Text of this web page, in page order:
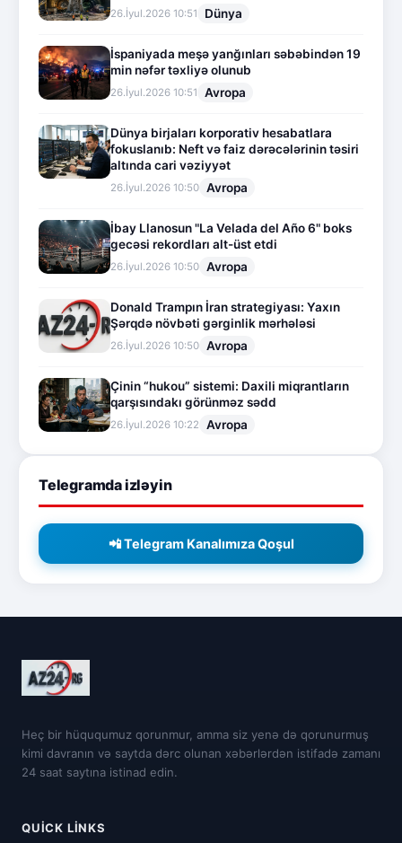
26.İyul.2026 10:51 Dünya
İspaniyada meşə yanğınları səbəbindən 19
min nəfər təxliyə olunub
26.İyul.2026 10:51 Avropa
Dünya birjaları korporativ hesabatlara
fokuslanıb: Neft və faiz dərəcələrinin təsiri
altında cari vəziyyət
26.İyul.2026 10:50 Avropa
İbay Llanosun "La Velada del Año 6" boks
gecəsi rekordları alt-üst etdi
26.İyul.2026 10:50 Avropa
Donald Trampın İran strategiyası: Yaxın
Şərqdə növbəti gərginlik mərhələsi
26.İyul.2026 10:50 Avropa
Çinin “hukou” sistemi: Daxili miqrantların
qarşısındakı görünməz sədd
26.İyul.2026 10:22 Avropa
Telegramda izləyin
📲 Telegram Kanalımıza Qoşul
Heç bir hüququmuz qorunmur, amma siz yenə də qorunurmuş
kimi davranın və saytda dərc olunan xəbərlərdən istifadə zamanı
24 saat saytına istinad edin.
QUICK LINKS